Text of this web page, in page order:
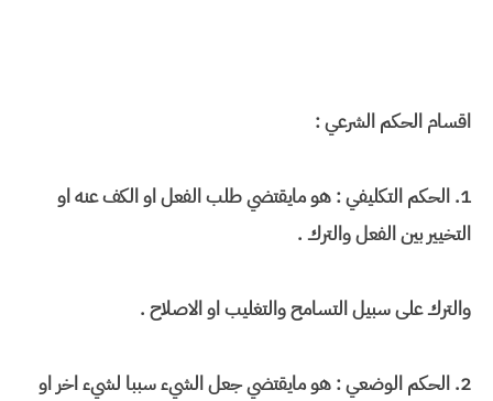
اقسام الحكم الشرعي :
1. الحكم التكليفي : هو مايقتضي طلب الفعل او الكف عنه او
التخيير بين الفعل والترك .
والترك على سبيل التسامح والتغليب او الاصلاح .
2. الحكم الوضعي : هو مايقتضي جعل الشيء سببا لشيء اخر او